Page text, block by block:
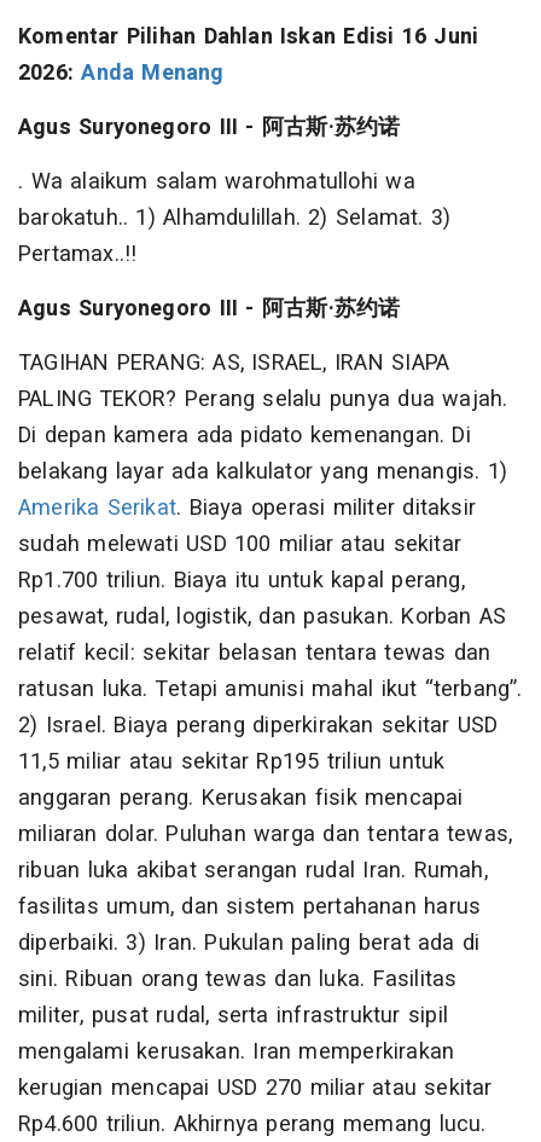
Komentar Pilihan Dahlan Iskan Edisi 16 Juni
2026:Anda Menang
Agus Suryonegoro III - 阿古斯·苏约诺
. Wa alaikum salam warohmatullohi wa
barokatuh.. 1) Alhamdulillah. 2) Selamat. 3)
Pertamax..!!
Agus Suryonegoro III - 阿古斯·苏约诺
TAGIHAN PERANG: AS, ISRAEL, IRAN SIAPA
PALING TEKOR? Perang selalu punya dua wajah.
Di depan kamera ada pidato kemenangan. Di
belakang layar ada kalkulator yang menangis. 1)
Amerika Serikat. Biaya operasi militer ditaksir
sudah melewati USD 100 miliar atau sekitar
Rp1.700 triliun. Biaya itu untuk kapal perang,
pesawat, rudal, logistik, dan pasukan. Korban AS
relatif kecil: sekitar belasan tentara tewas dan
ratusan luka. Tetapi amunisi mahal ikut “terbang”.
2) Israel. Biaya perang diperkirakan sekitar USD
11,5 miliar atau sekitar Rp195 triliun untuk
anggaran perang. Kerusakan fisik mencapai
miliaran dolar. Puluhan warga dan tentara tewas,
ribuan luka akibat serangan rudal Iran. Rumah,
fasilitas umum, dan sistem pertahanan harus
diperbaiki. 3) Iran. Pukulan paling berat ada di
sini. Ribuan orang tewas dan luka. Fasilitas
militer, pusat rudal, serta infrastruktur sipil
mengalami kerusakan. Iran memperkirakan
kerugian mencapai USD 270 miliar atau sekitar
Rp4.600 triliun. Akhirnya perang memang lucu.